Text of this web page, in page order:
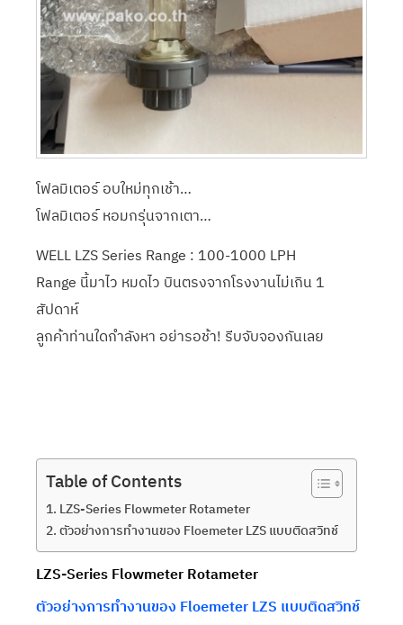
โฟลมิเตอร์ อบใหม่ทุกเช้า…
โฟลมิเตอร์ หอมกรุ่นจากเตา…
WELL LZS Series Range : 100-1000 LPH
Range นี้มาไว หมดไว บินตรงจากโรงงานไม่เกิน 1
สัปดาห์
ลูกค้าท่านใดกำลังหา อย่ารอช้า! รีบจับจองกันเลย
Table of Contents
LZS-Series Flowmeter Rotameter
ตัวอย่างการทำงานของ Floemeter LZS แบบติดสวิทช์
LZS-Series Flowmeter Rotameter
ตัวอย่างการทำงานของ Floemeter LZS แบบติดสวิทช์